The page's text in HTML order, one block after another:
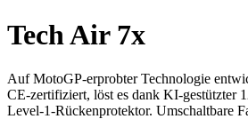
Tech Air 7x
Auf MotoGP-erprobter Technologie
CE‑zertifiziert, löst es dank KI‑gestützter
Level‑1‑Rückenprotektor. Umschaltbare